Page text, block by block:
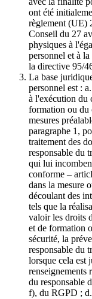
ont été
règlement (UE)
Conseil du 27
physiques à
personnel et à
la directive 95/
La base
personnel est :
à l'exécution du
formation ou du
mesures
paragraphe 1,
traitement des
responsable du
qui lui
conforme –
dans la mesure
découlant des
tels que la
valoir les droits
et de formation
sécurité, la
responsable du
lorsque cela est
renseignements
du responsable
f), du RGPD ; d.